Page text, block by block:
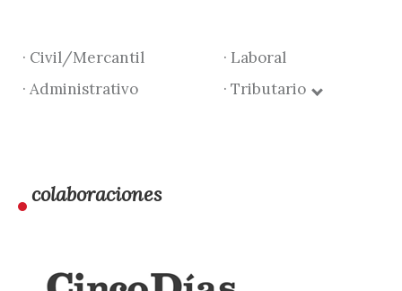
· Civil/Mercantil
· Laboral
· Administrativo
· Tributario
colaboraciones